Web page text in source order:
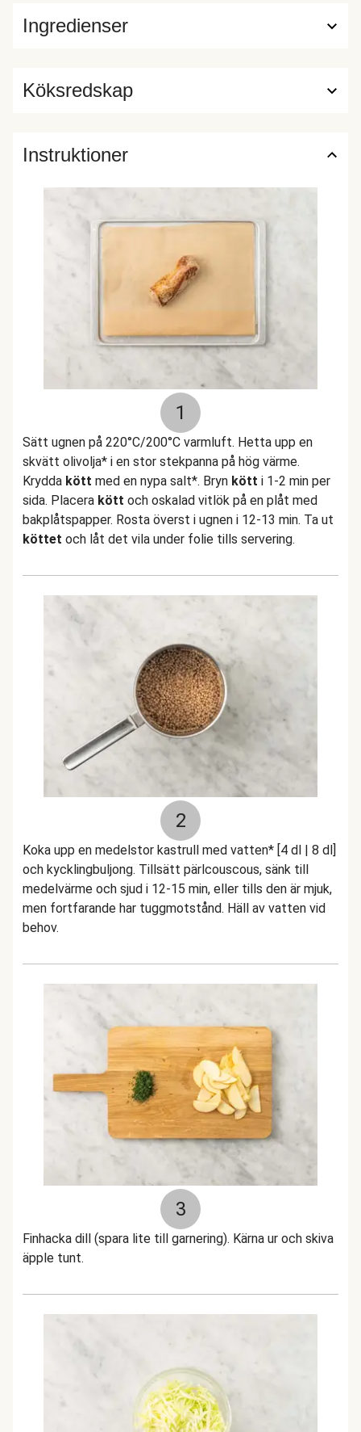
Ingredienser
Köksredskap
Instruktioner
1
Sätt ugnen på 220°C/200°C varmluft. Hetta upp en
skvätt olivolja* i en stor stekpanna på hög värme.
Krydda kött med en nypa salt*. Bryn kött i 1-2 min per
sida. Placera kött och oskalad vitlök på en plåt med
bakplåtspapper. Rosta överst i ugnen i 12-13 min. Ta ut
köttet och låt det vila under folie tills servering.
2
Koka upp en medelstor kastrull med vatten* [4 dl | 8 dl]
och kycklingbuljong. Tillsätt pärlcouscous, sänk till
medelvärme och sjud i 12-15 min, eller tills den är mjuk,
men fortfarande har tuggmotstånd. Häll av vatten vid
behov.
3
Finhacka dill (spara lite till garnering). Kärna ur och skiva
äpple tunt.